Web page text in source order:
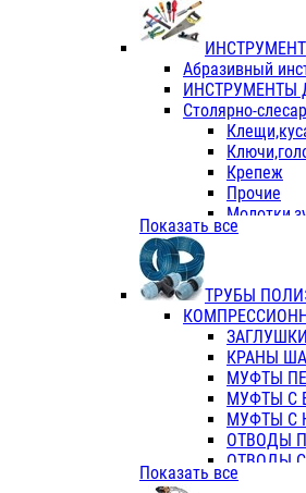
ИНСТРУМЕНТ
Абразивный
ИНСТРУМЕНТЫ
Столярно-
Крепеж
Прочие
Отвертки
Хоз. инвентарь
ЭЛ. ИНСТРУМЕНТ
Показать все
ТРУБЫ
ЗАГЛУШКИ
КРАНЫ
МУФТЫ
МУФТЫ С
МУФТЫ С
ОТВОДЫ
ОТВОДЫ
ОТВОДЫ С
Показать все